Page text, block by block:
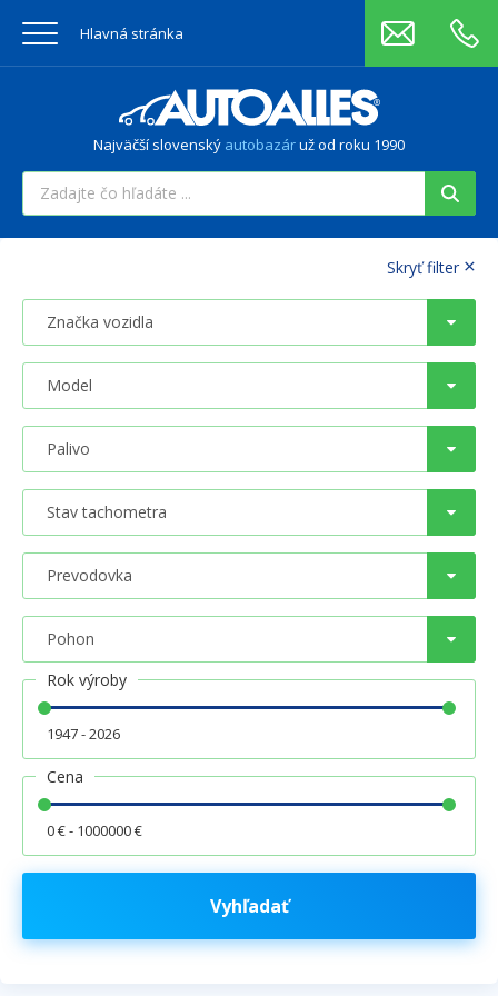
Hlavná stránka
Najväčší slovenský autobazáruž od roku 1990
Skryť filter ×
Rok výroby
1947 - 2026
Cena
0 € - 1000000 €
Vyhľadať